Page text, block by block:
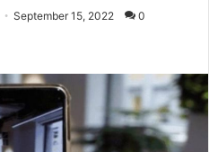
September 15, 2022 0